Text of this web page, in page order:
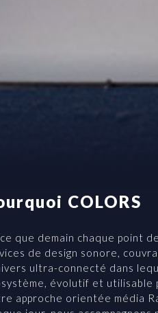
COLORS
que demain chaque point
de design sonore,
ultra-connecté dans
évolutif et utilisable
approche orientée média